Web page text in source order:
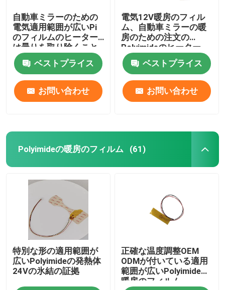
自動車ミラーのための
電気適用範囲が広いPi
のフィルムのヒーター
は曇りを取り除くこと
の霜を取り除く
ベストプライス
お問い合わせ
電気12V暖房のフィル
ム、自動車ミラーの暖
房のための注文の
Polyimideのヒーター
ベストプライス
お問い合わせ
Polyimideの暖房のフィルム (61)
特別な形の適用範囲が
広いPolyimideの発熱体
24Vの氷結の証拠
正確な温度調整OEM
ODMが付いている適用
範囲が広いPolyimideの
暖房のフィルム